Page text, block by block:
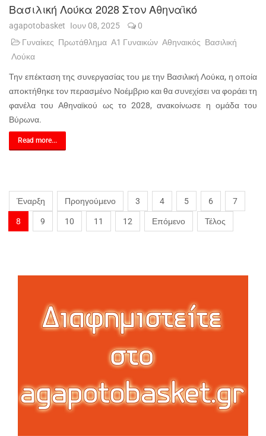
Βασιλική Λούκα 2028 Στον Αθηναϊκό
agapotobasket Ιουν 08, 2025
0
Γυναίκες Πρωτάθλημα Α1 Γυναικών Αθηναικός Βασιλική
Λούκα
Την επέκταση της συνεργασίας του με την Βασιλική Λούκα, η οποία
αποκτήθηκε τον περασμένο Νοέμβριο και θα συνεχίσει να φοράει τη
φανέλα του Αθηναϊκού ως το 2028, ανακοίνωσε η ομάδα του
Βύρωνα.
Read more...
Έναρξη Προηγούμενο 3 4 5 6 7
8 9 10 11 12 Επόμενο Τέλος